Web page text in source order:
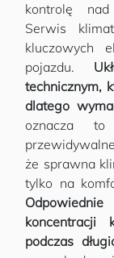
kontrolę nad
Serwis
kluczowych
pojazdu.
technicznym,
dlatego
oznacza
że sprawna
tylko na
koncentracji
podczas